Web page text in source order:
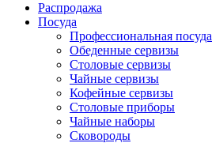
Распродажа
Посуда
Профессиональная посуда
Обеденные сервизы
Столовые сервизы
Чайные сервизы
Кофейные сервизы
Столовые приборы
Чайные наборы
Сковороды